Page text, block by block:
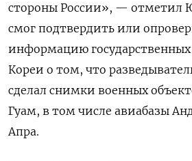
стороны России», — отметил
смог подтвердить или
информацию
Кореи о том, что
сделал снимки военных
Гуам, в том числе авиабазы
Апра.